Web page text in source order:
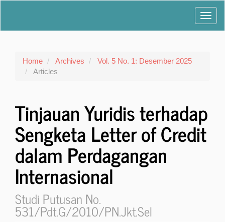
Home Archives
Vol. 5 No. 1: Desember 2025
Articles
Tinjauan Yuridis terhadap
Sengketa Letter of Credit
dalam Perdagangan
Internasional
Studi Putusan No.
531/Pdt.G/2010/PN.Jkt.Sel